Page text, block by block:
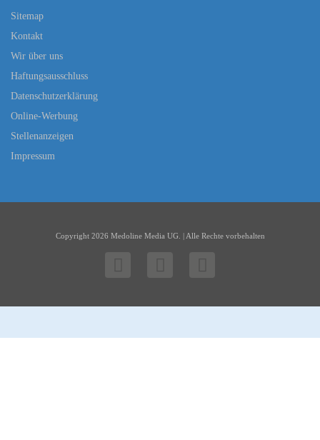
Sitemap
Kontakt
Wir über uns
Haftungsausschluss
Datenschutzerklärung
Online-Werbung
Stellenanzeigen
Impressum
Copyright 2026 Medoline Media UG. | Alle Rechte vorbehalten